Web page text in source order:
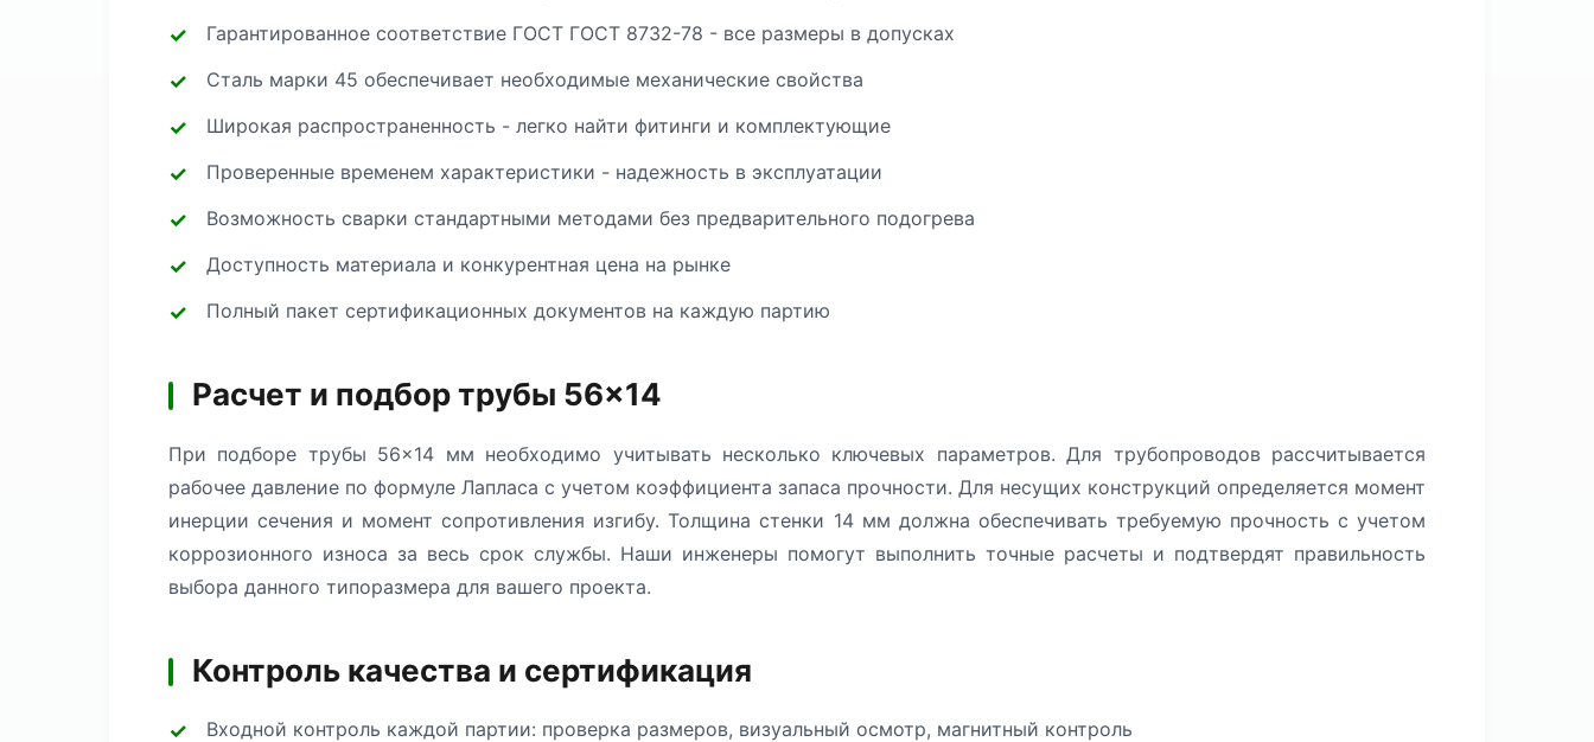
Гарантированное соответствие ГОСТ ГОСТ 8732-78 - все размеры в допусках
Сталь марки 45 обеспечивает необходимые механические свойства
Широкая распространенность - легко найти фитинги и комплектующие
Проверенные временем характеристики - надежность в эксплуатации
Возможность сварки стандартными методами без предварительного подогрева
Доступность материала и конкурентная цена на рынке
Полный пакет сертификационных документов на каждую партию
Расчет и подбор трубы 56×14
При подборе трубы 56×14 мм необходимо учитывать несколько ключевых параметров. Для трубопроводов рассчитывается
рабочее давление по формуле Лапласа с учетом коэффициента запаса прочности. Для несущих конструкций определяется момент
инерции сечения и момент сопротивления изгибу. Толщина стенки 14 мм должна обеспечивать требуемую прочность с учетом
коррозионного износа за весь срок службы. Наши инженеры помогут выполнить точные расчеты и подтвердят правильность
выбора данного типоразмера для вашего проекта.
Контроль качества и сертификация
Входной контроль каждой партии: проверка размеров, визуальный осмотр, магнитный контроль